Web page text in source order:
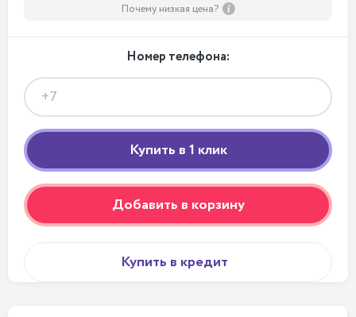
Почему низкая цена?
Номер телефона:
Добавить в корзину
Купить в кредит